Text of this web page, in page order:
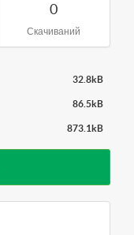
0
Скачиваний
32.8kB
86.5kB
873.1kB